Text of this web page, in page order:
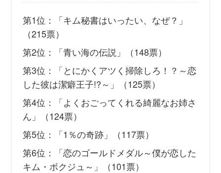
第1位：「キム秘書はいったい、なぜ？」
（215票）
第2位：「青い海の伝説」（148票）
第3位：「とにかくアツく掃除しろ！？～恋
した彼は潔癖王子!?～」（125票）
第4位：「よくおごってくれる綺麗なお姉さ
ん」（124票）
第5位：「1％の奇跡」（117票）
第6位：「恋のゴールドメダル～僕が恋した
キム・ボクジュ～」（101票）